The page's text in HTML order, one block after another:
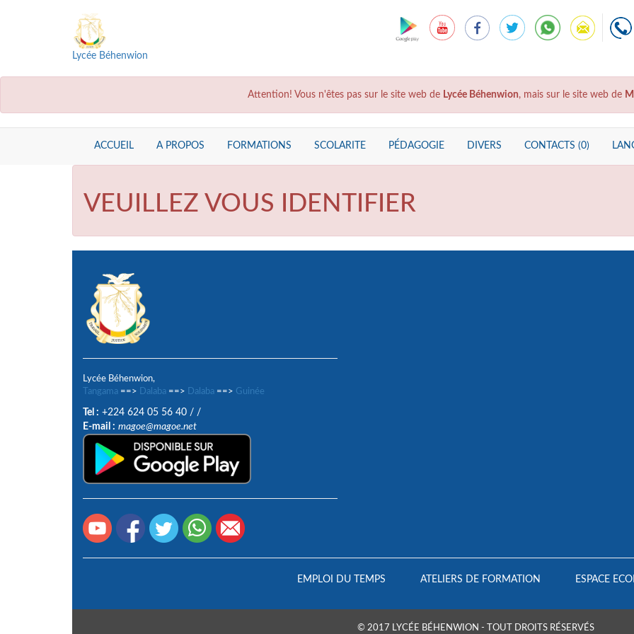
Lycée Béhenwion
Attention! Vous n'êtes pas sur le site web de Lycée Béhenwion, mais sur le site web de
ACCUEIL A PROPOS FORMATIONS SCOLARITE PÉDAGOGIE DIVERS CONTACTS (0)
VEUILLEZ VOUS IDENTIFIER
Lycée Béhenwion,
Tangama ==> Dalaba ==> Dalaba ==> Guinée
Tel : +224 624 05 56 40 / /
E-mail : magoe@magoe.net
EMPLOI DU TEMPS ATELIERS DE FORMATION ESPACE
© 2017 LYCÉE BÉHENWION - TOUT DROITS RÉSERVÉS